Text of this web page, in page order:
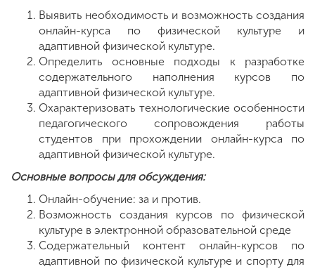
Выявить необходимость и возможность создания
онлайн-курса по физической культуре и
адаптивной физической культуре.
Определить основные подходы к разработке
содержательного наполнения курсов по
адаптивной физической культуре.
Охарактеризовать технологические особенности
педагогического сопровождения работы
студентов при прохождении онлайн-курса по
адаптивной физической культуре.
Основные вопросы для обсуждения:
Онлайн-обучение: за и против.
Возможность создания курсов по физической
культуре в электронной образовательной среде
Содержательный контент онлайн-курсов по
адаптивной по физической культуре и спорту для